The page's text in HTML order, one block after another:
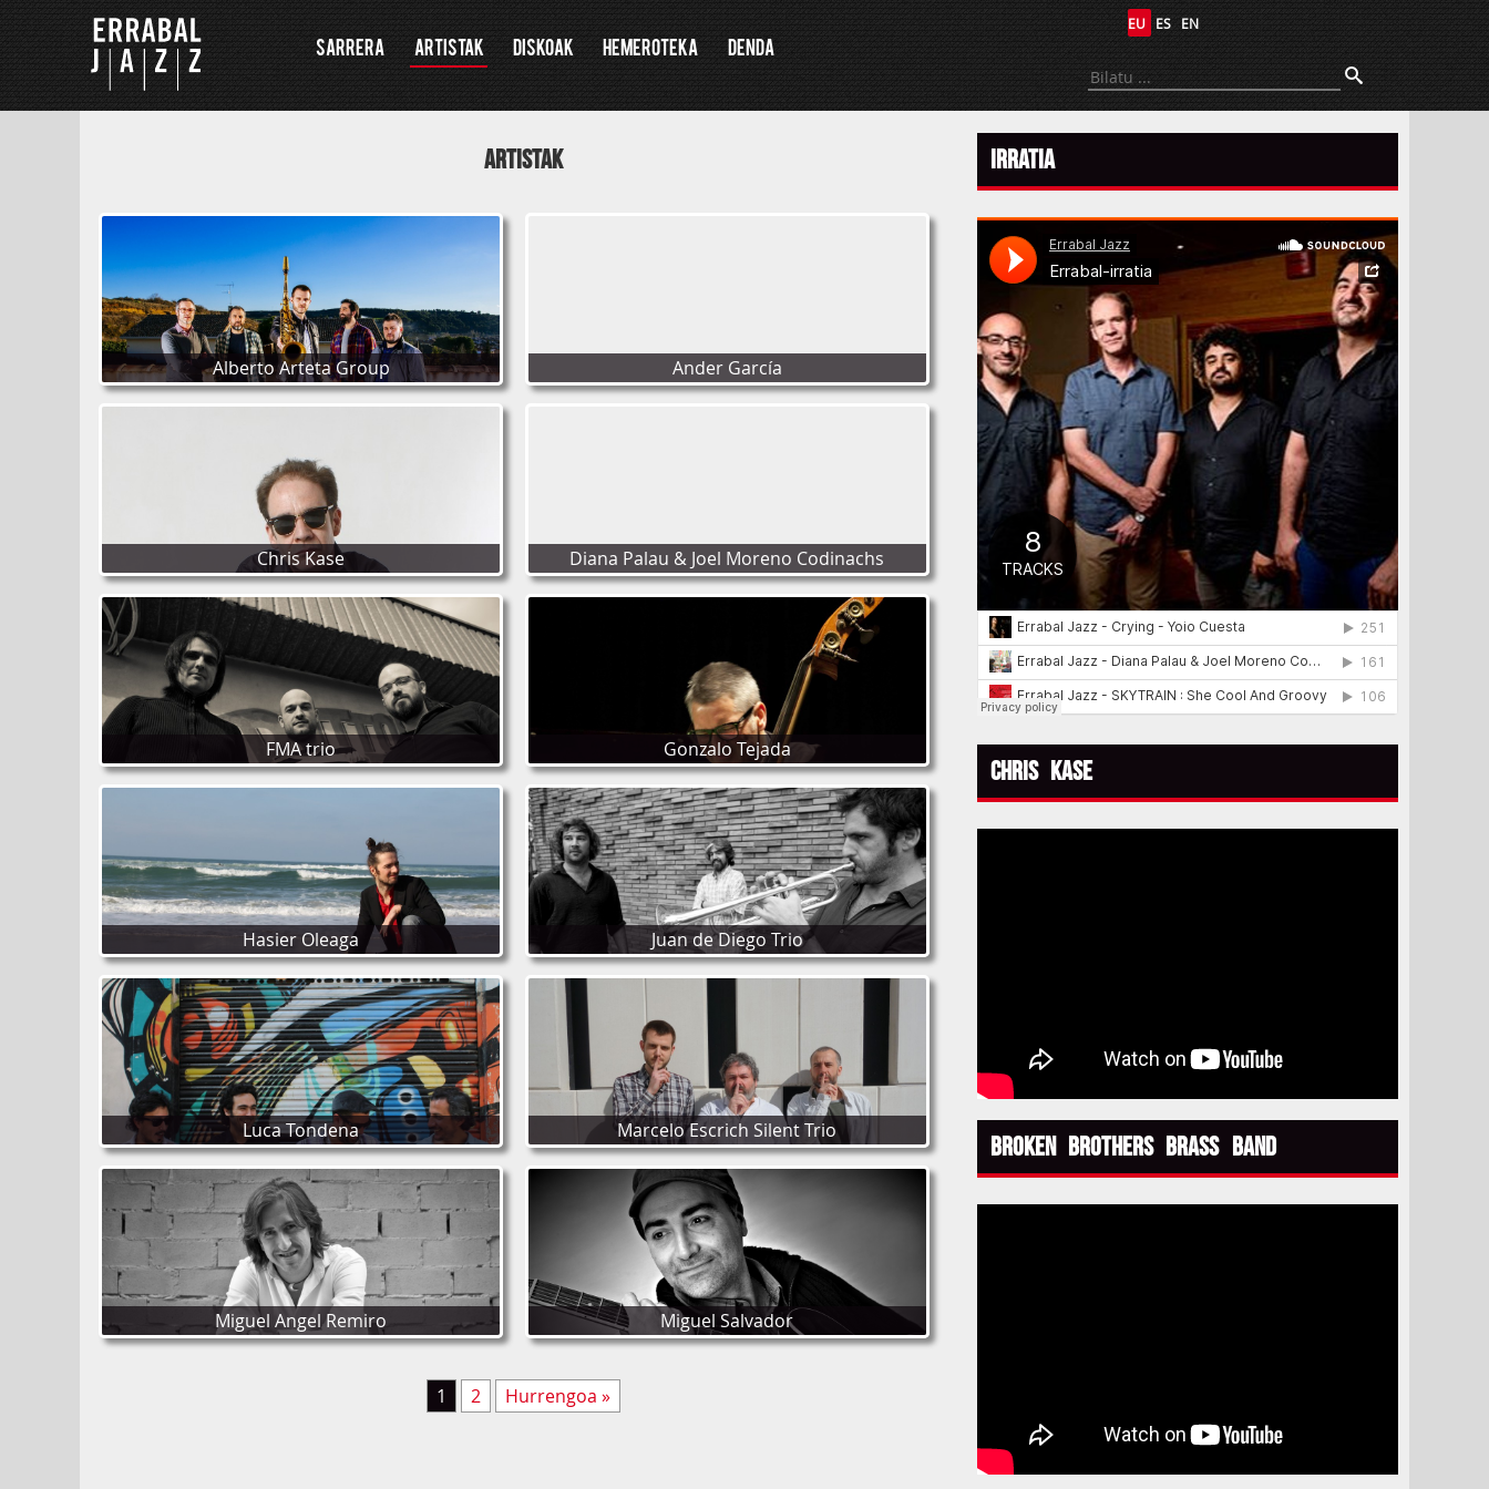
Errabal Jazz
Sarrera Artistak Diskoak Hemeroteka Denda
EU ES EN
Artistak
Alberto Arteta Group Ander García
Chris Kase Diana Palau & Joel Moreno Codinachs
FMA trio Gonzalo Tejada
Hasier Oleaga Juan de Diego Trio
Luca Tondena Marcelo Escrich Silent Trio
Miguel Angel Remiro Miguel Salvador
1 2 Hurrengoa »
Irratia
Chris Kase
Broken Brothers Brass Band